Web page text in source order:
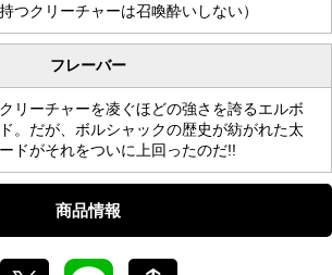
つクリーチャーは召喚酔いしない）
フレーバー
リーチャーを凌ぐほどの強さを誇るエルボ
。だが、ボルシャックの歴史が紡がれた太
ドがそれをついに上回ったのだ!!
商品情報